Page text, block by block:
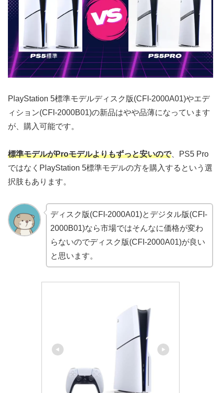
PlayStation 5標準モデルディスク版(CFI-2000A01)やエデ
ィション(CFI-2000B01)の新品はやや品薄になっています
が、購入可能です。
標準モデルがProモデルよりもずっと安いので、PS5 Pro
ではなくPlayStation 5標準モデルの方を購入するという選
択肢もあります。
ディスク版(CFI-2000A01)とデジタル版(CFI-
2000B01)なら市場ではそんなに価格が変わ
らないのでディスク版(CFI-2000A01)が良い
と思います。